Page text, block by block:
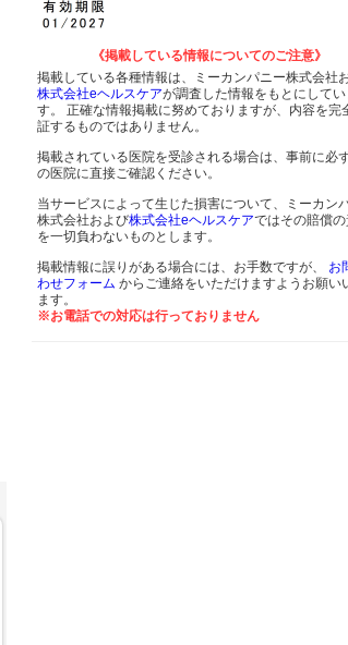
《掲載している情報についてのご注意》
掲載している各種情報は、ミーカンパニー株式会社
株式会社eヘルスケアが調査した情報をもとにしてい
す。 正確な情報掲載に努めておりますが、内容を完
証するものではありません。
掲載されている医院を受診される場合は、事前に必
の医院に直接ご確認ください。
当サービスによって生じた損害について、ミーカン
株式会社および株式会社eヘルスケアではその賠償の
を一切負わないものとします。
掲載情報に誤りがある場合には、お手数ですが、
お
わせフォーム からご連絡をいただけますようお願い
ます。
※お電話での対応は行っておりません